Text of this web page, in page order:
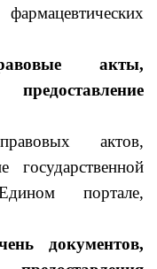
акты,
актов,
государственной
портале,
документов,